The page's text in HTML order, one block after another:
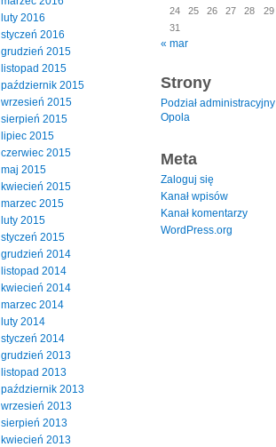
luty 2016
styczeń 2016
grudzień 2015
listopad 2015
październik 2015
wrzesień 2015
sierpień 2015
lipiec 2015
czerwiec 2015
maj 2015
kwiecień 2015
marzec 2015
luty 2015
styczeń 2015
grudzień 2014
listopad 2014
kwiecień 2014
marzec 2014
luty 2014
styczeń 2014
grudzień 2013
listopad 2013
październik 2013
wrzesień 2013
sierpień 2013
kwiecień 2013
24
25 26 27 28 29
31
« mar
Strony
Podział administracyjny
Opola
Meta
Zaloguj się
Kanał wpisów
Kanał komentarzy
WordPress.org